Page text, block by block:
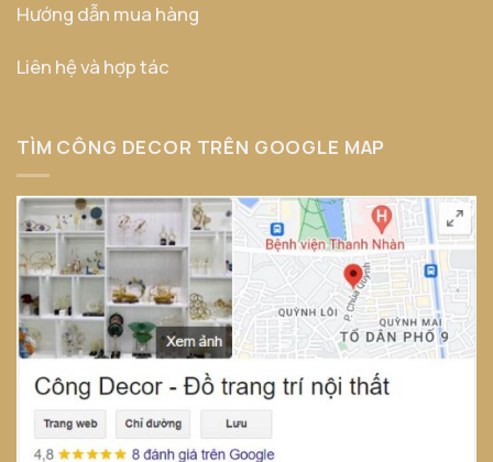
Hướng dẫn mua hàng
Liên hệ và hợp tác
TÌM CÔNG DECOR TRÊN GOOGLE MAP